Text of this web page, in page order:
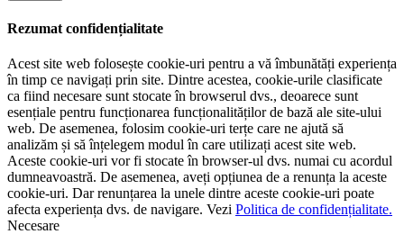
Rezumat confidențialitate
Acest site web folosește cookie-uri pentru a vă îmbunătăți experiența
în timp ce navigați prin site. Dintre acestea, cookie-urile clasificate
ca fiind necesare sunt stocate în browserul dvs., deoarece sunt
esențiale pentru funcționarea funcționalităților de bază ale site-ului
web. De asemenea, folosim cookie-uri terțe care ne ajută să
analizăm și să înțelegem modul în care utilizați acest site web.
Aceste cookie-uri vor fi stocate în browser-ul dvs. numai cu acordul
dumneavoastră. De asemenea, aveți opțiunea de a renunța la aceste
cookie-uri. Dar renunțarea la unele dintre aceste cookie-uri poate
afecta experiența dvs. de navigare. Vezi Politica de confidențialitate.
Necesare